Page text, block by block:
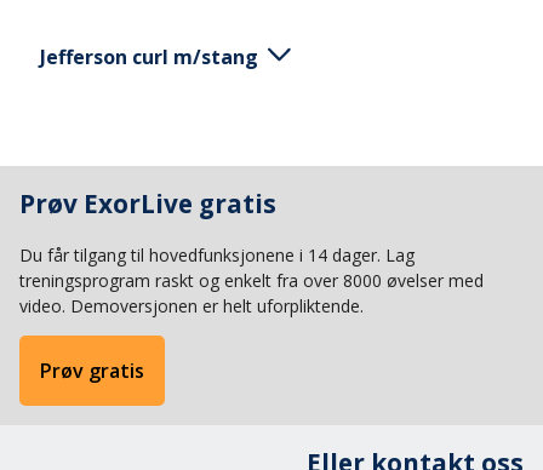
Jefferson curl m/stang
Stå oppreist og hold en vektstang i begge hender i
hoftehøyde. Start bevegelsen ved å trekke inn
haken, deretter bøyer du gradvis nakke, brystrygg
og korsryggen følger etter. Armene henger ned.
Sørg for at du holder en jevn og kontrollert
bevegelse. Vend tilbake i utgangsstilling ved å
først rette ut korsrygg, brystrygg og nakke.
Prøv ExorLive gratis
Du får tilgang til hovedfunksjonene i 14 dager. Lag
treningsprogram raskt og enkelt fra over 8000 øvelser med
video. Demoversjonen er helt uforpliktende.
Prøv gratis
Eller kontakt oss